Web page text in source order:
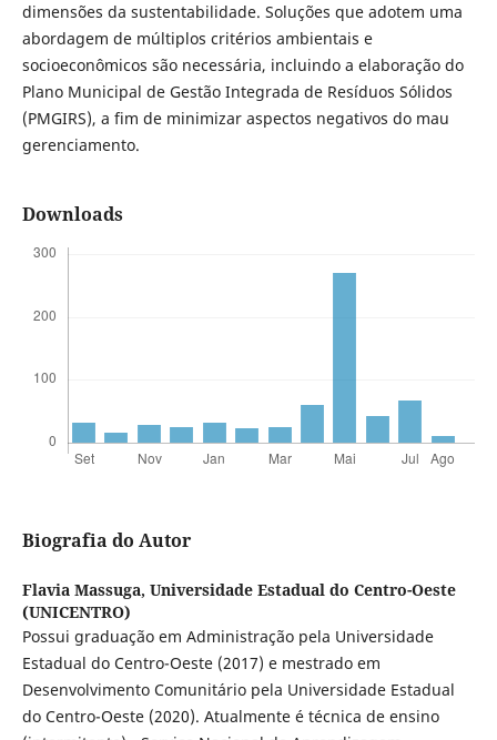
dimensões da sustentabilidade. Soluções que adotem uma
abordagem de múltiplos critérios ambientais e
socioeconômicos são necessária, incluindo a elaboração do
Plano Municipal de Gestão Integrada de Resíduos Sólidos
(PMGIRS), a fim de minimizar aspectos negativos do mau
gerenciamento.
Downloads
Biografia do Autor
Flavia Massuga, Universidade Estadual do Centro-Oeste
(UNICENTRO)
Possui graduação em Administração pela Universidade
Estadual do Centro-Oeste (2017) e mestrado em
Desenvolvimento Comunitário pela Universidade Estadual
do Centro-Oeste (2020). Atualmente é técnica de ensino